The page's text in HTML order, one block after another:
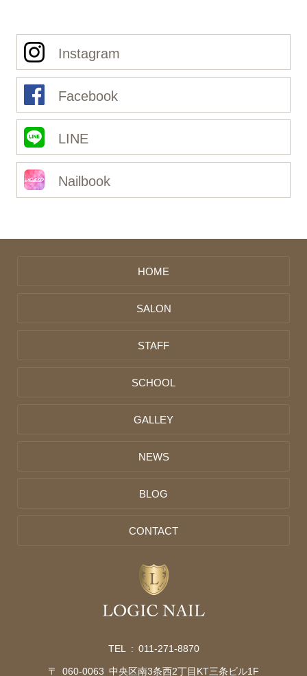
Instagram
Facebook
LINE
Nailbook
HOME
SALON
STAFF
SCHOOL
GALLEY
NEWS
BLOG
CONTACT
TEL : 011-271-8870
〒 060-0063 中央区南3条西2丁目KT三条ビル1F